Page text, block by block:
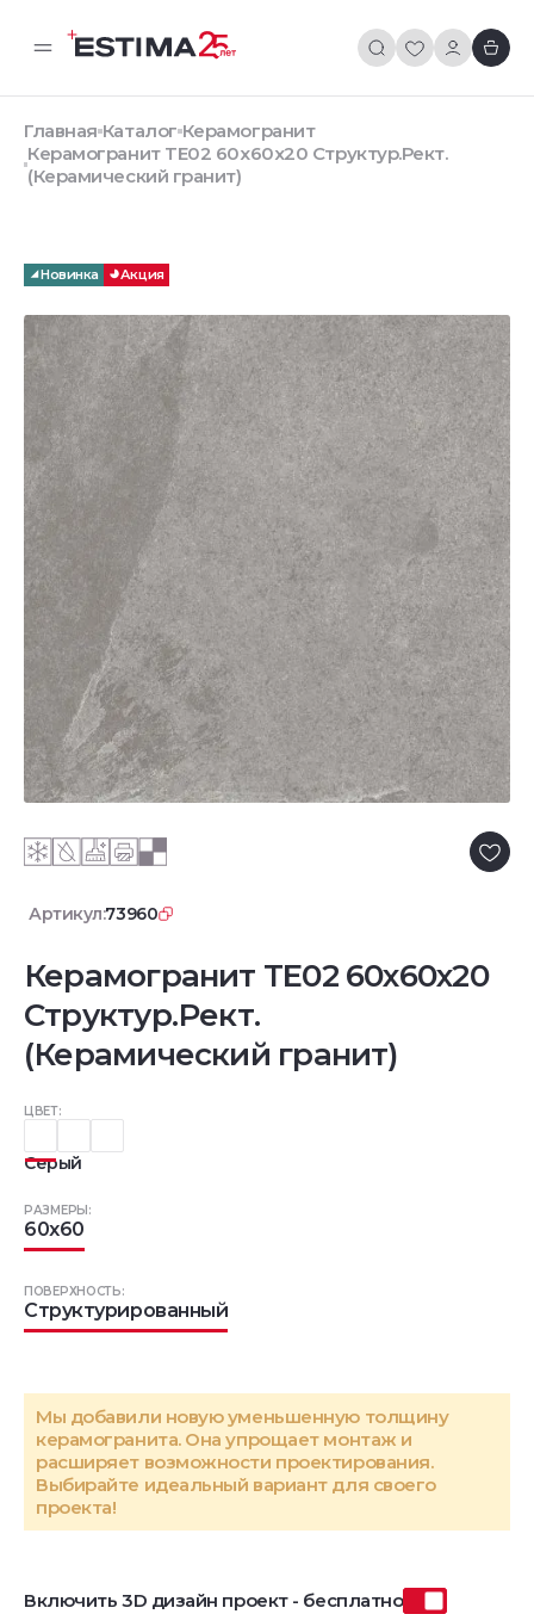
Главная Каталог Керамогранит
Керамогранит TE02 60x60x20 Структур.Рект.
(Керамический гранит)
Новинка Акция
Артикул:73960
Керамогранит TE02 60x60x20
Структур.Рект.
(Керамический гранит)
ЦВЕТ:
Серый
РАЗМЕРЫ:
60x60
ПОВЕРХНОСТЬ:
Структурированный
Мы добавили новую уменьшенную толщину
керамогранита. Она упрощает монтаж и
расширяет возможности проектирования.
Выбирайте идеальный вариант для своего
проекта!
Включить 3D дизайн проект - бесплатно